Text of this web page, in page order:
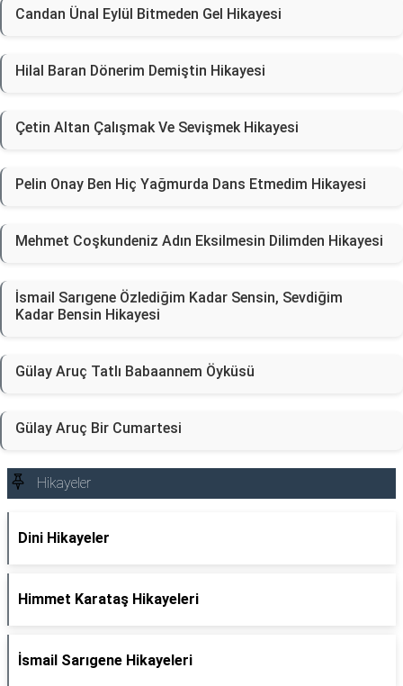
Candan Ünal Eylül Bitmeden Gel Hikayesi
Hilal Baran Dönerim Demiştin Hikayesi
Çetin Altan Çalışmak Ve Sevişmek Hikayesi
Pelin Onay Ben Hiç Yağmurda Dans Etmedim Hikayesi
Mehmet Coşkundeniz Adın Eksilmesin Dilimden Hikayesi
İsmail Sarıgene Özlediğim Kadar Sensin, Sevdiğim
Kadar Bensin Hikayesi
Gülay Aruç Tatlı Babaannem Öyküsü
Gülay Aruç Bir Cumartesi
Hikayeler
Dini Hikayeler
Himmet Karataş Hikayeleri
İsmail Sarıgene Hikayeleri